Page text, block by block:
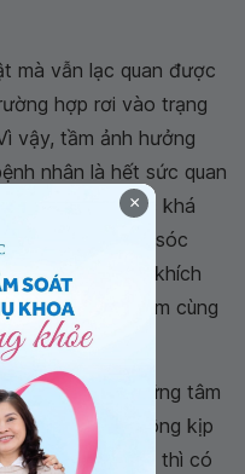
mà vẫn lạc quan được
hợp rơi vào trạng
vậy, tầm ảnh hưởng
nhân là hết sức quan
tuy là một việc khá
Người chăm sóc
nơi. Khuyến khích
họ thích hoặc làm cùng
thường có những tâm
vọng, nếu không kịp
lý này kịp thời thì có
×